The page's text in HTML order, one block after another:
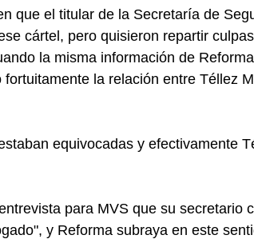
que el titular de la Secretaría de
cártel, pero quisieron repartir
la misma información de
la relación entre Téllez
equivocadas y efectivamente
para MVS que su secretario
y Reforma subraya en este